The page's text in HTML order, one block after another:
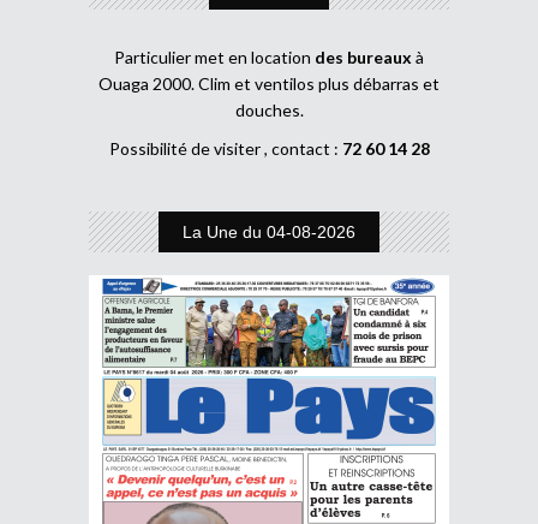
Particulier met en location des bureaux à
Ouaga 2000. Clim et ventilos plus débarras et
douches.
Possibilité de visiter , contact : 72 60 14 28
La Une du 04-08-2026